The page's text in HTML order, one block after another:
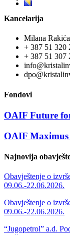
Kancelarija
Milana
+ 387 51 320
+ 387 51 307
Fondovi
OAIF Future
OAIF
Najnovija
Obavještenje o
09.06.-22.06.2026.
Obavještenje o
09.06.-22.06.2026.
“Jugopetrol” a.d.